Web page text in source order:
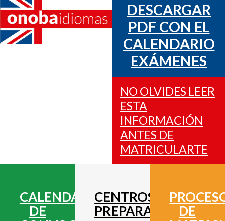
DESCARGAR
PDF CON EL
CALENDARIO
EXÁMENES
NO OLVIDES LEER
ESTA
INFORMACIÓN
ANTES DE
MATRICULARTE
CALENDARIO
DE
CENTROS
PREPARADORES
DE